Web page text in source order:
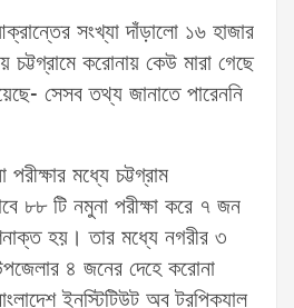
সংখ্যা দাঁড়ালো ১৬ হাজার
করোনায় কেউ মারা গেছে
সেসব তথ্য জানাতে পারেননি
মধ্যে চট্টগ্রাম
৮৮ টি নমুনা পরীক্ষা করে ৭ জন
হয়। তার মধ্যে নগরীর ৩
৪ জনের দেহে করোনা
ইনস্টিটিউট অব ট্রপিক্যাল